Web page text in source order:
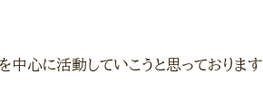
中心に活動していこうと思っております